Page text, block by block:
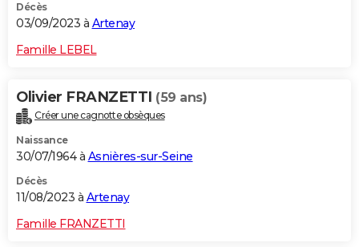
Décès
03/09/2023 à Artenay
Famille LEBEL
Olivier FRANZETTI (59 ans)
Créer une cagnotte obsèques
Naissance
30/07/1964 à Asnières-sur-Seine
Décès
11/08/2023 à Artenay
Famille FRANZETTI